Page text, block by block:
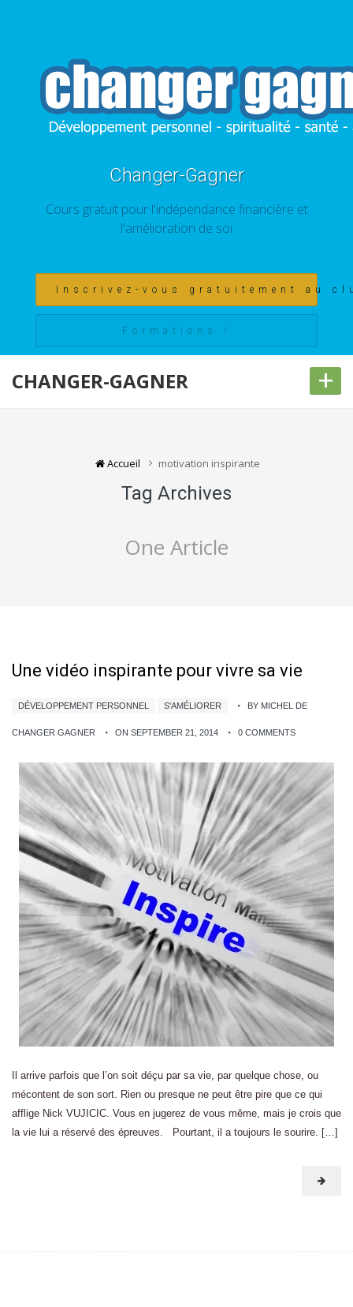
Changer-Gagner
Cours gratuit pour l'indépendance financière et
l'amélioration de soi
Inscrivez-vous gratuitement au
Formations !
CHANGER-GAGNER +
Accueil motivation inspirante
Tag Archives
One Article
Une vidéo inspirante pour vivre sa vie
DÉVELOPPEMENT PERSONNEL S'AMÉLIORER BY MICHEL DE
CHANGER GAGNER ON SEPTEMBER 21, 2014 0 COMMENTS
Il arrive parfois que l’on soit déçu par sa vie, par quelque chose, ou
mécontent de son sort. Rien ou presque ne peut être pire que ce qui
afflige Nick VUJICIC. Vous en jugerez de vous même, mais je crois que
la vie lui a réservé des épreuves. Pourtant, il a toujours le sourire. […]